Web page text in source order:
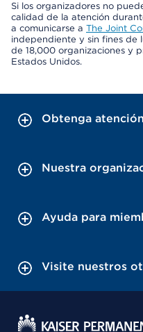
Si los organizadores no
calidad de la atención
a comunicarse a The Joint
independiente y sin fines de
de 18,000 organizaciones y
Estados Unidos.
Obtenga atención
Nuestra
Ayuda para
Visite nuestros